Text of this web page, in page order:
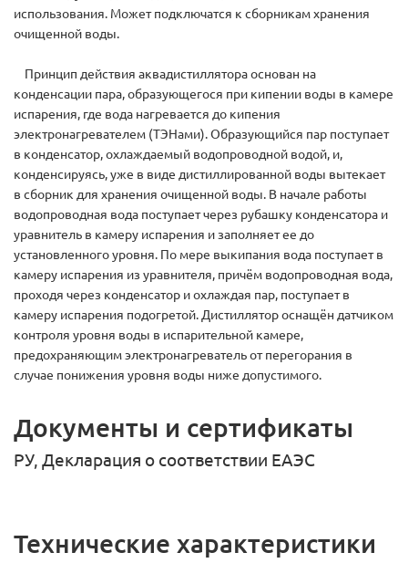
использования. Может подключатся к сборникам хранения
очищенной воды.
Принцип действия аквадистиллятора основан на
конденсации пара, образующегося при кипении воды в камере
испарения, где вода нагревается до кипения
электронагревателем (ТЭНами). Образующийся пар поступает
в конденсатор, охлаждаемый водопроводной водой, и,
конденсируясь, уже в виде дистиллированной воды вытекает
в сборник для хранения очищенной воды. В начале работы
водопроводная вода поступает через рубашку конденсатора и
уравнитель в камеру испарения и заполняет ее до
установленного уровня. По мере выкипания вода поступает в
камеру испарения из уравнителя, причём водопроводная вода,
проходя через конденсатор и охлаждая пар, поступает в
камеру испарения подогретой. Дистиллятор оснащён датчиком
контроля уровня воды в испарительной камере,
предохраняющим электронагреватель от перегорания в
случае понижения уровня воды ниже допустимого.
Документы и сертификаты
РУ, Декларация о соответствии ЕАЭС
Технические характеристики